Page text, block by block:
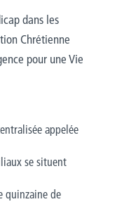
dans les
Chrétienne
pour une Vie
appelée
se situent
quinzaine de